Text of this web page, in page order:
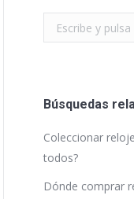
Search:
Búsquedas
Coleccionar
todos?
Dónde comprar